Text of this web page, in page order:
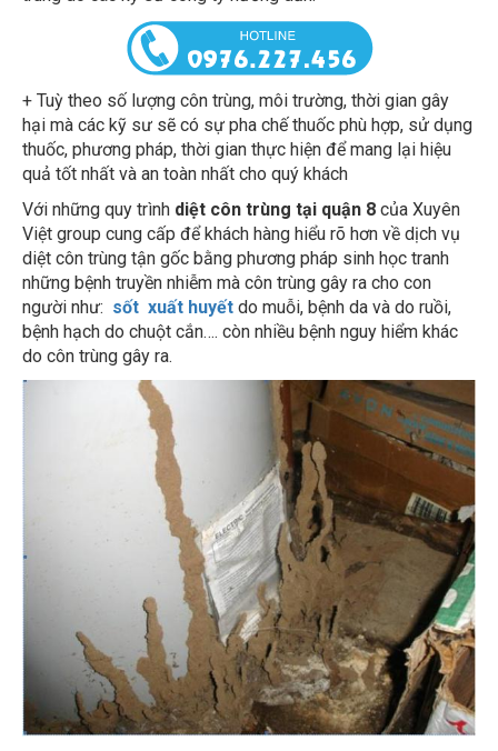
+ Tuỳ theo số lượng côn trùng, môi trường, thời gian gây
hại mà các kỹ sư sẽ có sự pha chế thuốc phù hợp, sử dụng
thuốc, phương pháp, thời gian thực hiện để mang lại hiệu
quả tốt nhất và an toàn nhất cho quý khách
Với những quy trình
diệt côn trùng tại quận 8 của Xuyên
Việt group cung cấp để khách hàng hiểu rõ hơn về dịch vụ
diệt côn trùng tận gốc bằng phương pháp sinh học tranh
những bệnh truyền nhiễm mà côn trùng gây ra cho con
người như: sốt xuất huyếtdo muỗi, bệnh da và do ruồi,
bệnh hạch do chuột cắn…. còn nhiều bệnh nguy hiểm khác
do côn trùng gây ra.